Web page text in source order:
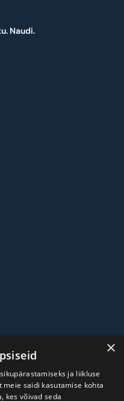
Naudi.
×
ja liikluse
saidi kasutamise kohta
kes võivad seda